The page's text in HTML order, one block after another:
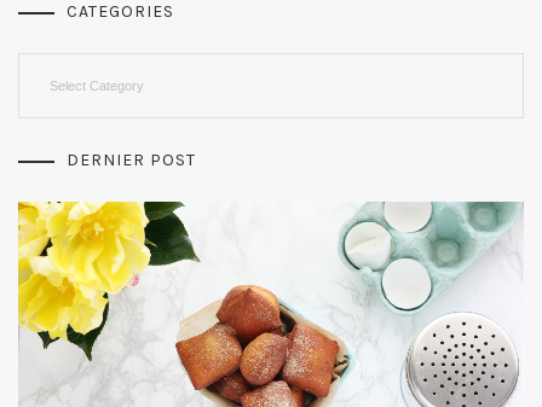
CATEGORIES
DERNIER POST